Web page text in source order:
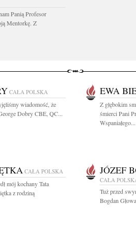
Panią Profesor
Mentorkę. Z
CAŁA POLSKA
wiadomość, że
Dobry CBE, QC...
EWA
Z głębokim
śmierci Pani
Wspaniałego...
CAŁA POLSKA
mój kochany Tata
z rodziną
JÓZEF
CAŁA
Tuż przed
Bogdan